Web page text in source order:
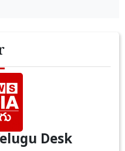
Desk